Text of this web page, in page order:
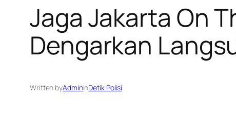
Jaga Jakarta On
Dengarkan
Written byAdmininDetik Polisi